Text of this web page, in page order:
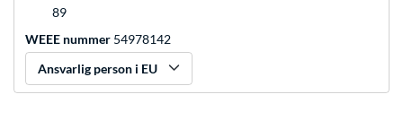
89
WEEE nummer 54978142
Ansvarlig person i EU